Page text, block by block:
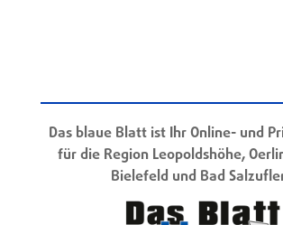
Das blaue Blatt ist Ihr Online- und
für die Region Leopoldshöhe,
Bielefeld und Bad